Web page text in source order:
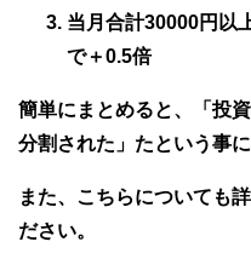
当月合計30000円以
で＋0.5倍
簡単にまとめると、「投
分割された」たという事に
また、こちらについても
ださい。